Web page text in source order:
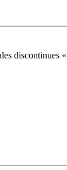
discontinues